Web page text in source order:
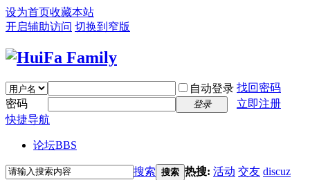
设为首页收藏本站
开启辅助访问 切换到窄版
自动登录 找回密码
密码
登录
立即注册
快捷导航
论坛BBS
搜索 搜索 热搜: 活动 交友 discuz